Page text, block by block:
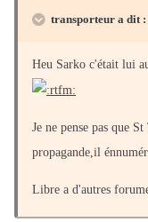
transporteur a dit :
Heu Sarko c'était lui
Je ne pense pas que
propagande,il
Libre a d'autres